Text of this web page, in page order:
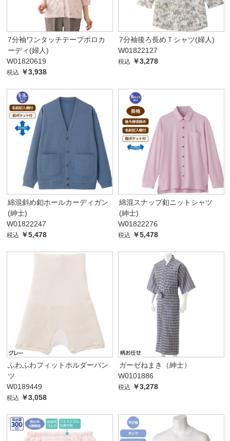
7分袖ワンタッチテープポロカ
ーディ(婦人)
W01820619
税込 ￥3,938
7分袖後ろ長めＴシャツ(婦人)
W01822127
税込 ￥3,278
綿混斜め釦ホールカーディガン
(紳士)
W01822247
税込 ￥5,478
綿混スナップ釦ニットシャツ
(紳士)
W01822276
税込 ￥5,478
ふわふわフィットホルダーパン
ツ
W0189449
税込 ￥3,058
ガーゼねまき（紳士）
W0101886
税込 ￥3,278